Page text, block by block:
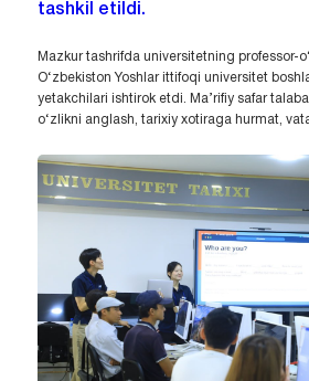
tashkil etildi.
Mazkur tashrifda universitetning professor-
O‘zbekiston Yoshlar ittifoqi universitet
yetakchilari ishtirok etdi. Ma’rifiy safar
o‘zlikni anglash, tarixiy xotiraga hurmat,